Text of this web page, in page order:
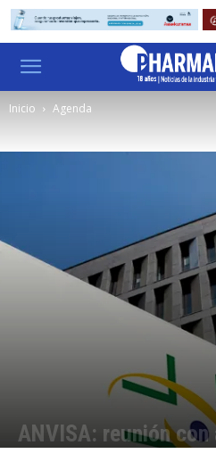
Inicio Agenda
ANVISA: reunión